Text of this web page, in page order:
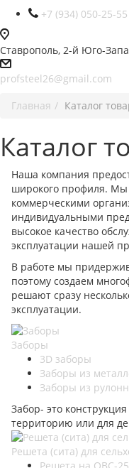
+7 (934) 050-25-55
Ставрополь, 2-й Юго-
profsteel26@gmail.com
Главная
Каталог
Каталог
Наша компания
широкого профиля. Мы
коммерческими
индивидуальными
высокое качество
эксплуатации нашей
В работе мы
поэтому создаем
решают сразу
эксплуатации.
Заборы
3D заборы
Заборы из
Заборы из
Забор- это
территорию или для
Решета (сита) для